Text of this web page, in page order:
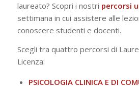
laureato? Scopri i nostri percorsi
settimana in cui assistere alle
conoscere studenti e docenti.
Scegli tra quattro percorsi di
Licenza:
PSICOLOGIA CLINICA E DI